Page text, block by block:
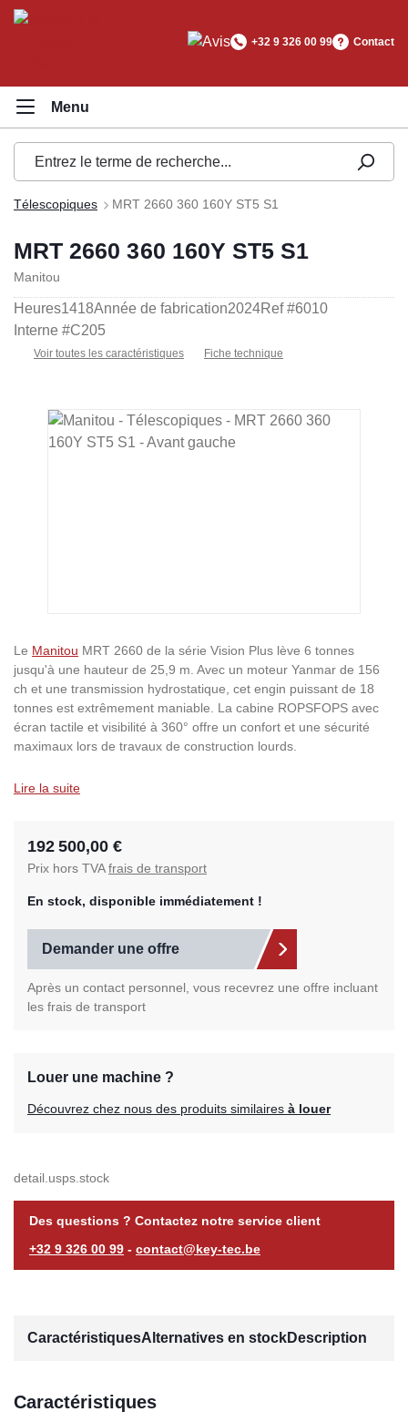
principal
+32 9 326 00 99 Contact
Télescopiques MRT 2660 360 160Y ST5 S1
MRT 2660 360 160Y ST5 S1
Manitou
Heures1418Année de fabrication2024Ref #6010
Interne #C205
Voir toutes les caractéristiques Fiche technique
Ignorer la galerie d'images
Le Manitou MRT 2660 de la série Vision Plus lève 6 tonnes
jusqu'à une hauteur de 25,9 m. Avec un moteur Yanmar de 156
ch et une transmission hydrostatique, cet engin puissant de 18
tonnes est extrêmement maniable. La cabine ROPSFOPS avec
écran tactile et visibilité à 360° offre un confort et une sécurité
maximaux lors de travaux de construction lourds.
Lire la suite
192 500,00 €
Prix hors TVAfrais de transport
En stock, disponible immédiatement !
Demander une offre
Après un contact personnel, vous recevrez une offre incluant
les frais de transport
Louer une machine ?
Découvrez chez nous des produits similaires à louer
detail.usps.stock
Des questions ? Contactez notre service client
+32 9 326 00 99 - contact@key-tec.be
CaractéristiquesAlternatives en stockDescription
Caractéristiques